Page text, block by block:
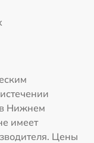
Нижнем
имеет
Цены